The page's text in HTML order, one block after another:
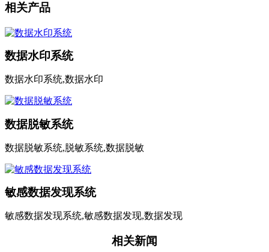
相关产品
数据水印系统
数据水印系统,数据水印
数据脱敏系统
数据脱敏系统,脱敏系统,数据脱敏
敏感数据发现系统
敏感数据发现系统,敏感数据发现,数据发现
相关新闻